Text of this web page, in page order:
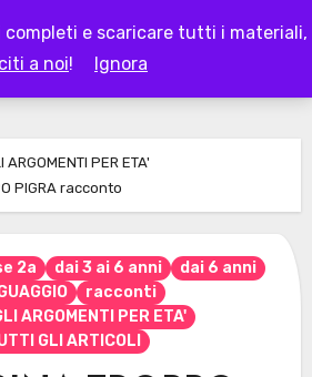
completi e scaricare tutti i materiali,
a noi! Ignora
ARGOMENTI PER ETA'
PIGRA racconto
2a dai 3 ai 6 anni
dai 6 anni
racconti
ARGOMENTI PER ETA'
GLI ARTICOLI